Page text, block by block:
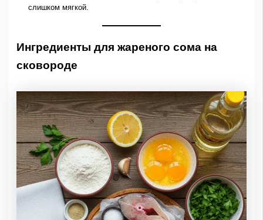
слишком мягкой.
Ингредиенты для жареного сома на
сковороде